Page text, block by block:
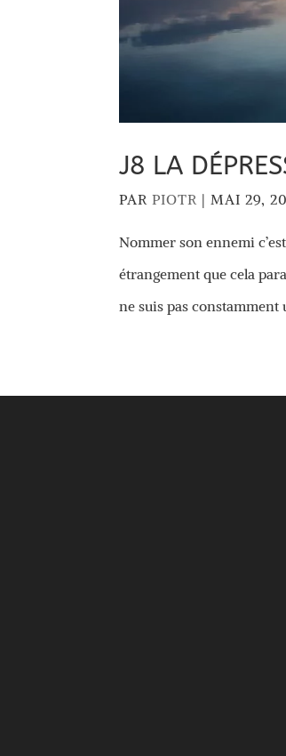
J8 LA
PARPIOTR | MAI 29,
Nommer son ennemi
étrangement que cela
ne suis pas constamment